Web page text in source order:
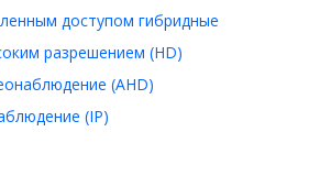
доступом гибридные
разрешением (HD)
(AHD)
(IP)